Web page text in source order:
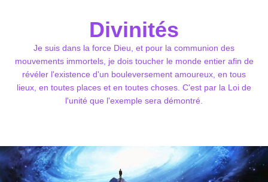
Divinités
Je suis dans la force Dieu, et pour la communion des
mouvements immortels, je dois toucher le monde entier afin de
révéler l'existence d'un bouleversement amoureux, en tous
lieux, en toutes places et en toutes choses. C'est par la Loi de
l'unité que l'exemple sera démontré.